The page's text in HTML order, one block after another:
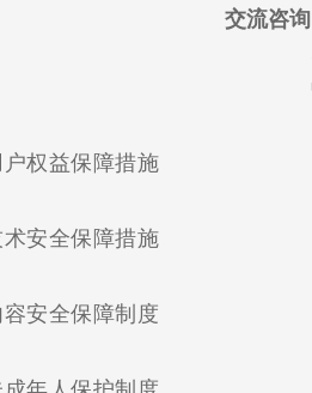
交流咨询
权益保障措施(current)
安全保障措施(current)
安全保障制度
年人保护制度